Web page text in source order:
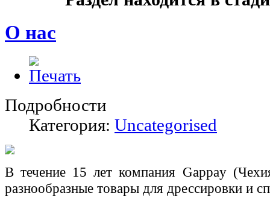
О нас
Подробности
Категория: Uncategorised
В течение 15 лет компания Gappay (
разнообразные товары для дрессировки и